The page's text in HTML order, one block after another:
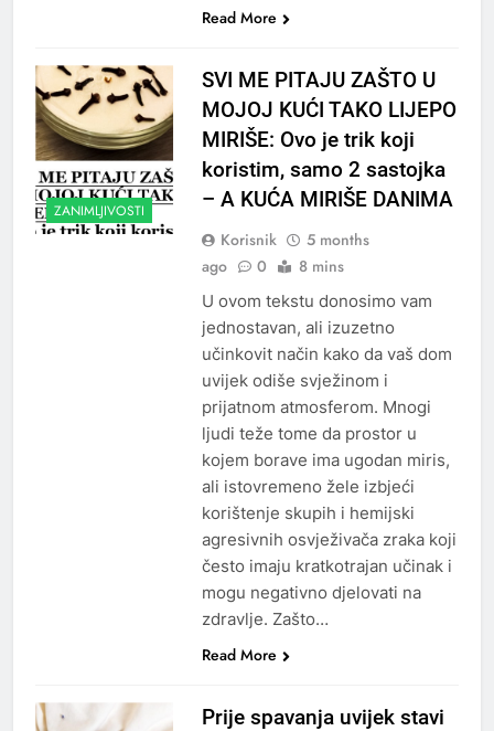
Read More
ZANIMLJIVOSTI
SVI ME PITAJU ZAŠTO U
MOJOJ KUĆI TAKO LIJEPO
MIRIŠE: Ovo je trik koji
koristim, samo 2 sastojka
– A KUĆA MIRIŠE DANIMA
Korisnik
5 months
ago
0 8 mins
U ovom tekstu donosimo vam
jednostavan, ali izuzetno
učinkovit način kako da vaš dom
uvijek odiše svježinom i
prijatnom atmosferom. Mnogi
ljudi teže tome da prostor u
kojem borave ima ugodan miris,
ali istovremeno žele izbjeći
korištenje skupih i hemijski
agresivnih osvježivača zraka koji
često imaju kratkotrajan učinak i
mogu negativno djelovati na
zdravlje. Zašto…
Read More
Prije spavanja uvijek stavi